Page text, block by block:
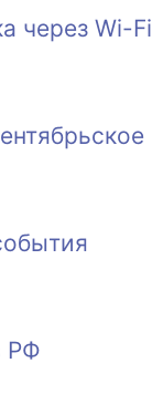
через Wi-Fi
РФ